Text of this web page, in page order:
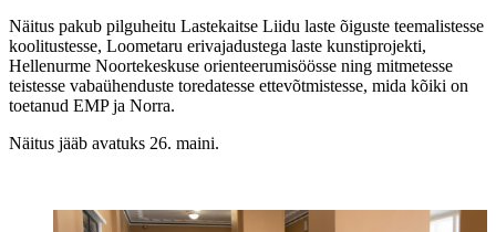
Näitus pakub pilguheitu Lastekaitse Liidu laste õiguste teemalistesse
koolitustesse, Loometaru erivajadustega laste kunstiprojekti,
Hellenurme Noortekeskuse orienteerumisöösse ning mitmetesse
teistesse vabaühenduste toredatesse ettevõtmistesse, mida kõiki on
toetanud EMP ja Norra.
Näitus jääb avatuks 26. maini.